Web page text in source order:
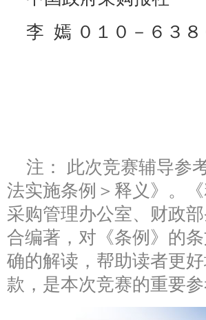
李 嫣 ０１０－６
注： 此次竞赛辅导参
法实施条例＞释义》。
采购管理办公室、财政
合编著，对《条例》的
确的解读，帮助读者更
款，是本次竞赛的重要参